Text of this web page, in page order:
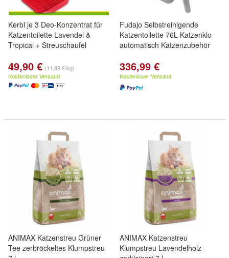
Kerbl je 3 Deo-Konzentrat für
Katzentoilette Lavendel &
Tropical + Streuschaufel
49,90 € (11,88 €/kg)
Kostenloser Versand
Fudajo Selbstreinigende
Katzentoilette 76L Katzenklo
automatisch Katzenzubehör
336,99 €
Kostenloser Versand
ANIMAX Katzenstreu Grüner
Tee zerbröckeltes Klumpstreu
ANIMAX Katzenstreu
Klumpstreu Lavendelholz